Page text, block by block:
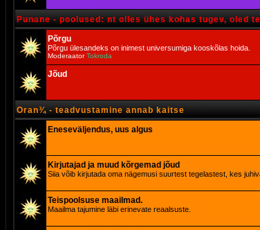
Punane - poolused: nt olles ühes kohas tugev, oled
Põrgu
Põrgu ülesandeks on inimest universumiga kooskõlas hoida.
ModeraatorTokroda
Jõud
Oran¾ - teadvustamine annab kaitse
Eneseväljendus, uus algus
Kirjutajad ja muud kõrgemad jõud
Siia võib kirjutada oma nägemusi suurtest tegelastest, kes
Teispoolsuse maailmad.
Maailma tajumine läbi erinevate reaalsuste.